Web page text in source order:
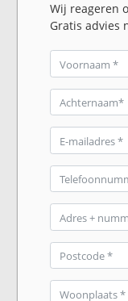
Wij reageren
Gratis advies